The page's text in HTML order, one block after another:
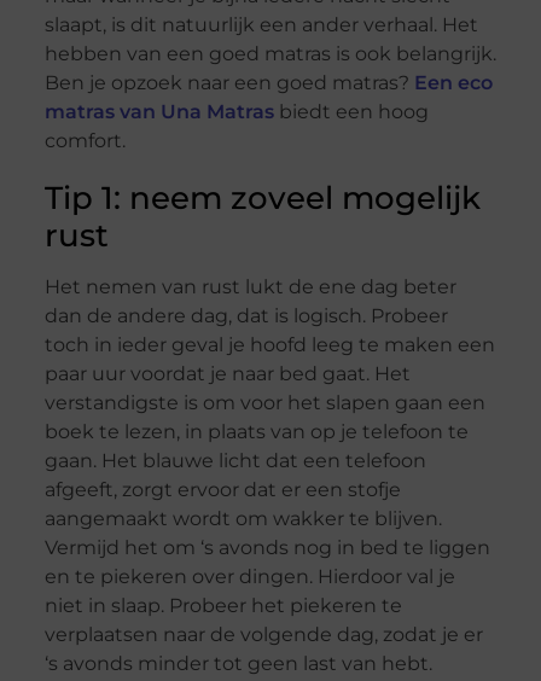
slaapt, is dit natuurlijk een ander verhaal. Het
hebben van een goed matras is ook belangrijk.
Ben je opzoek naar een goed matras? Een eco
matras van Una Matrasbiedt een hoog
comfort.
Tip 1: neem zoveel mogelijk
rust
Het nemen van rust lukt de ene dag beter
dan de andere dag, dat is logisch. Probeer
toch in ieder geval je hoofd leeg te maken een
paar uur voordat je naar bed gaat. Het
verstandigste is om voor het slapen gaan een
boek te lezen, in plaats van op je telefoon te
gaan. Het blauwe licht dat een telefoon
afgeeft, zorgt ervoor dat er een stofje
aangemaakt wordt om wakker te blijven.
Vermijd het om ‘s avonds nog in bed te liggen
en te piekeren over dingen. Hierdoor val je
niet in slaap. Probeer het piekeren te
verplaatsen naar de volgende dag, zodat je er
‘s avonds minder tot geen last van hebt.